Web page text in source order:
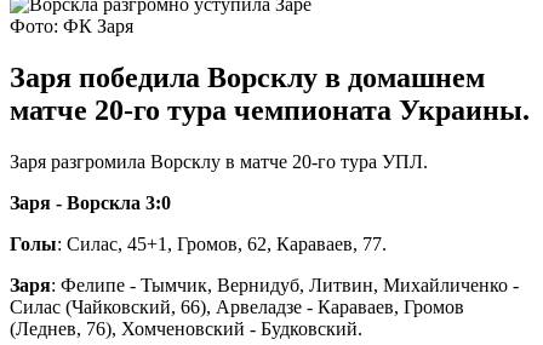
Фото: ФК Заря
Заря победила Ворсклу в домашнем
матче 20-го тура чемпионата Украины.
Заря разгромила Ворсклу в матче 20-го тура УПЛ.
Заря - Ворскла 3:0
Голы: Силас, 45+1, Громов, 62, Караваев, 77.
Заря: Фелипе - Тымчик, Вернидуб, Литвин, Михайличенко -
Силас (Чайковский, 66), Арвеладзе - Караваев, Громов
(Леднев, 76), Хомченовский - Будковский.